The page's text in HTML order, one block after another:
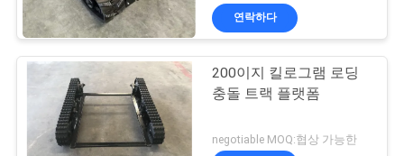
연락하다
200이지 킬로그램 로딩
충돌 트랙 플랫폼
negotiable MOQ:협상 가능한